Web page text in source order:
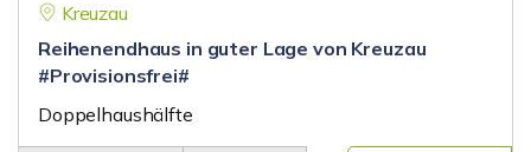
Kreuzau
Reihenendhaus in guter Lage von Kreuzau
#Provisionsfrei#
Doppelhaushälfte